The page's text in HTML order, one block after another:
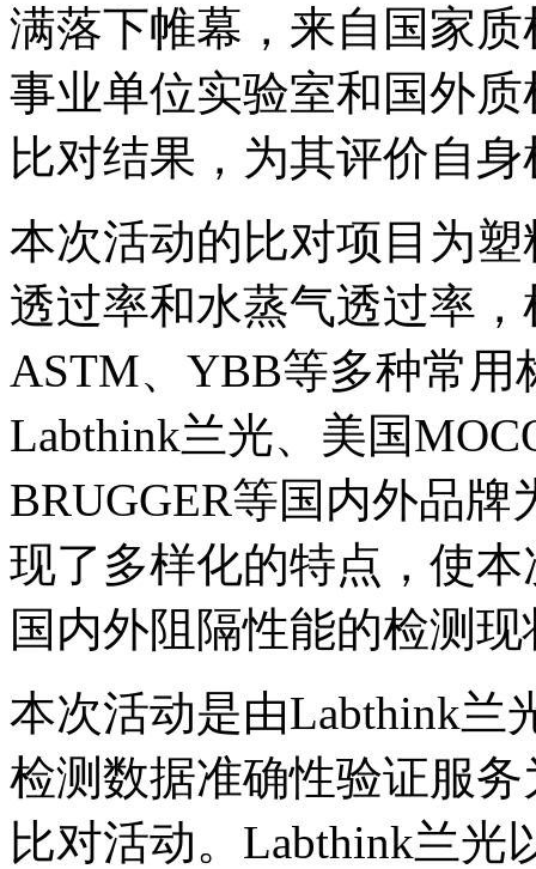
满落下帷幕，来自国家
事业单位实验室和国外
比对结果，为其评价自
本次活动的比对项目为
透过率和水蒸气透过率
ASTM、YBB等多种常
Labthink兰光、美国
BRUGGER等国内外品
现了多样化的特点，使
国内外阻隔性能的检测现
本次活动是由Labthink兰
检测数据准确性验证服
比对活动。Labthink兰光